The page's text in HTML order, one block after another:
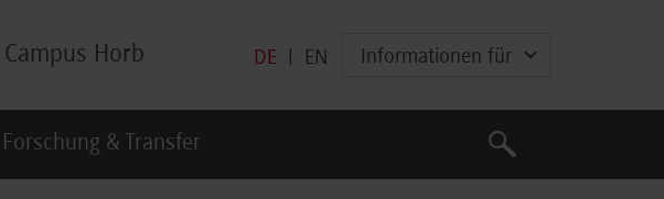
Campus Horb DE EN Informationen für
Forschung & Transfer
Suche
Suche